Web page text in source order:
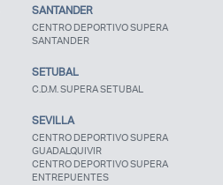
SANTANDER
CENTRO DEPORTIVO SUPERA
SANTANDER
SETUBAL
C.D.M. SUPERA SETUBAL
SEVILLA
CENTRO DEPORTIVO SUPERA
GUADALQUIVIR
CENTRO DEPORTIVO SUPERA
ENTREPUENTES